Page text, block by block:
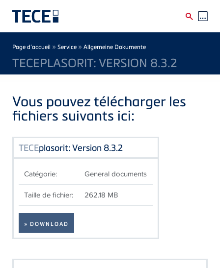
Breadcrumb
Page d’accueil » Service » Allgemeine Dokumente
TECEPLASORIT: VERSION 8.3.2
Vous pouvez télécharger les
fichiers suivants ici:
TECEplasorit: Version 8.3.2
Catégorie: General documents
Taille de fichier: 262.18 MB
» DOWNLOAD